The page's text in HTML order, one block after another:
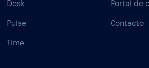
Desk
Pulse
Time
Portal de
Contacto